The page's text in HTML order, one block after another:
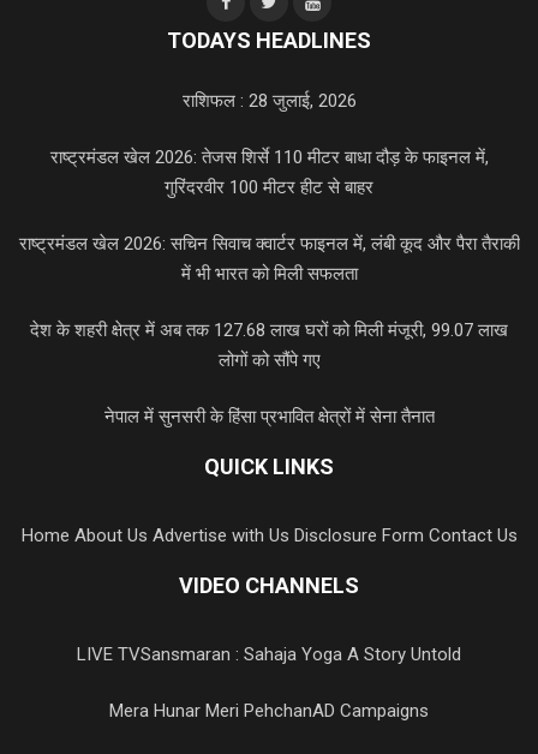
TODAYS HEADLINES
राशिफल : 28 जुलाई, 2026
राष्ट्रमंडल खेल 2026: तेजस शिर्से 110 मीटर बाधा दौड़ के फाइनल में,
गुरिंदरवीर 100 मीटर हीट से बाहर
राष्ट्रमंडल खेल 2026: सचिन सिवाच क्वार्टर फाइनल में, लंबी कूद और पैरा तैराकी
में भी भारत को मिली सफलता
देश के शहरी क्षेत्र में अब तक 127.68 लाख घरों को मिली मंजूरी, 99.07 लाख
लोगों को सौंपे गए
नेपाल में सुनसरी के हिंसा प्रभावित क्षेत्रों में सेना तैनात
QUICK LINKS
Home About Us Advertise with Us Disclosure Form Contact Us
VIDEO CHANNELS
LIVE TVSansmaran : Sahaja Yoga A Story Untold
Mera Hunar Meri PehchanAD Campaigns